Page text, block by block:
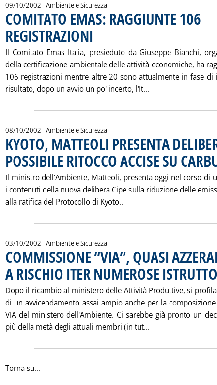
09/10/2002 - Ambiente e Sicurezza
COMITATO EMAS: RAGGIUNTE 106
REGISTRAZIONI
Il Comitato Emas Italia, presieduto da Giuseppe Bianchi,
della certificazione ambientale delle attività economiche, ha
106 registrazioni mentre altre 20 sono attualmente in fase di
risultato, dopo un avvio un po' incerto, l'It...
08/10/2002 - Ambiente e Sicurezza
KYOTO, MATTEOLI PRESENTA
POSSIBILE RITOCCO ACCISE SU
Il ministro dell'Ambiente, Matteoli, presenta oggi nel corso di
i contenuti della nuova delibera Cipe sulla riduzione delle
alla ratifica del Protocollo di Kyoto...
03/10/2002 - Ambiente e Sicurezza
COMMISSIONE “VIA”, QUASI
A RISCHIO ITER NUMEROSE
Dopo il ricambio al ministero delle Attività Produttive, si
di un avvicendamento assai ampio anche per la
VIA del ministero dell'Ambiente. Ci sarebbe già pronto un
più della metà degli attuali membri (in tut...
Torna su...